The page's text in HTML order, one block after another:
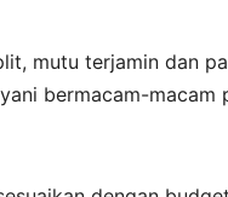
mutu terjamin dan
bermacam-